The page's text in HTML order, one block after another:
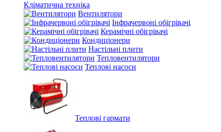
Кліматична техніка
Вентилятори
Інфрачервоні обігрівачі
Керамічні обігрівачі
Кондиціонери
Настільні плити
Тепловентилятори
Теплові насоси
Теплові гармати